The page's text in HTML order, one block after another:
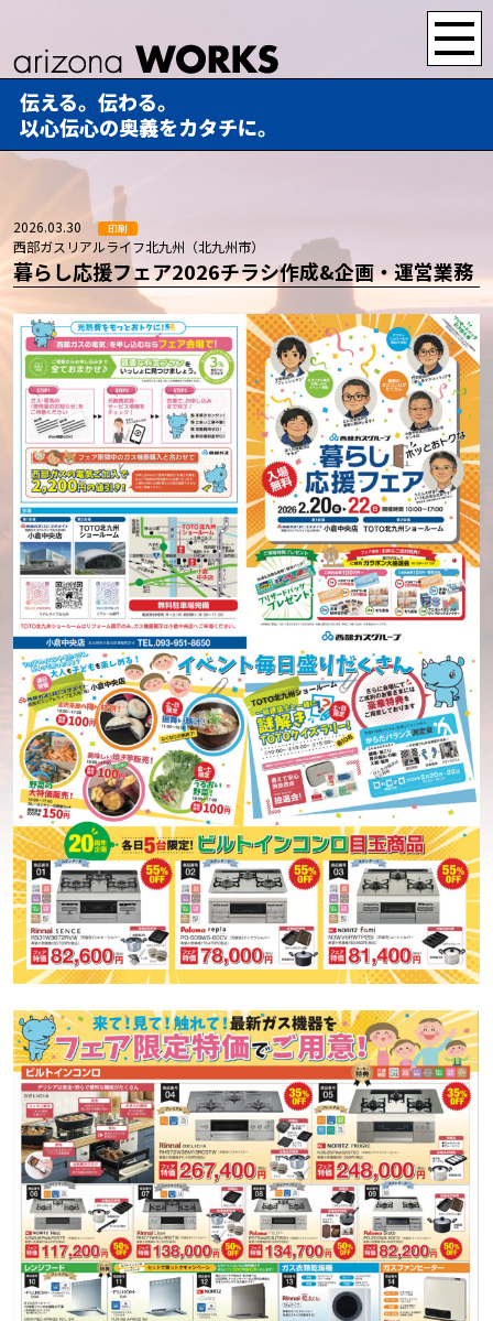
伝える。伝わる。
以心伝心の奥義をカタチに。
2026.03.30 印刷
西部ガスリアルライフ北九州（北九州市）
暮らし応援フェア2026チラシ作成&企画・運営業務